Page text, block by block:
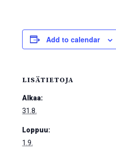
Add to calendar
LISÄTIETOJA
Alkaa:
31.8.
Loppuu:
1.9.